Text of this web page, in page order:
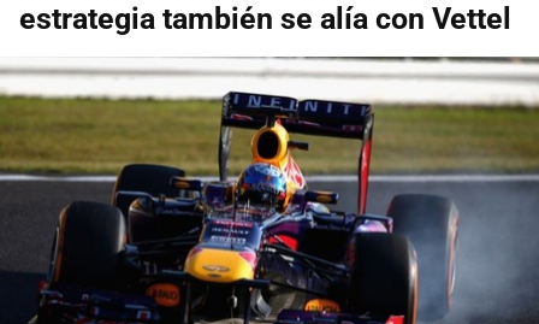
estrategia también se alía con Vettel